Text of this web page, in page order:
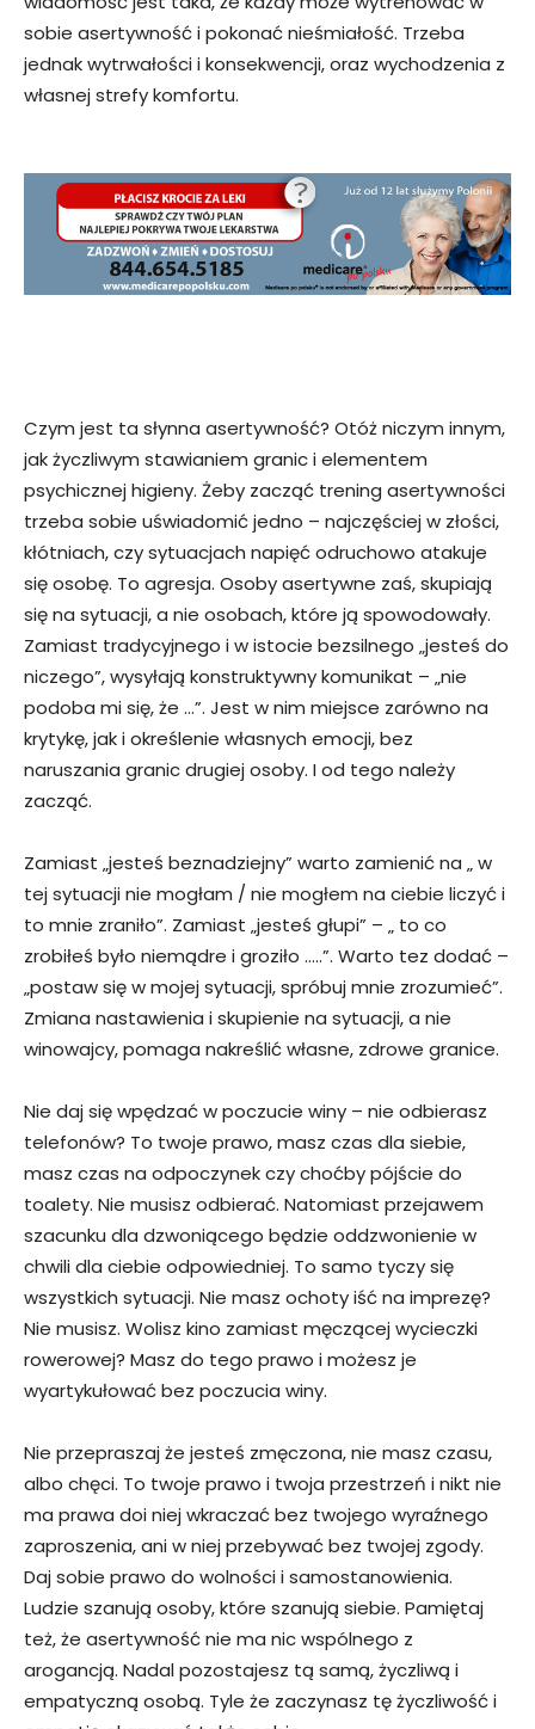
sobie asertywność i pokonać nieśmiałość. Trzeba
jednak wytrwałości i konsekwencji, oraz wychodzenia z
własnej strefy komfortu.
Czym jest ta słynna asertywność? Otóż niczym innym,
jak życzliwym stawianiem granic i elementem
psychicznej higieny. Żeby zacząć trening asertywności
trzeba sobie uświadomić jedno – najczęściej w złości,
kłótniach, czy sytuacjach napięć odruchowo atakuje
się osobę. To agresja. Osoby asertywne zaś, skupiają
się na sytuacji, a nie osobach, które ją spowodowały.
Zamiast tradycyjnego i w istocie bezsilnego „jesteś do
niczego”, wysyłają konstruktywny komunikat – „nie
podoba mi się, że …”. Jest w nim miejsce zarówno na
krytykę, jak i określenie własnych emocji, bez
naruszania granic drugiej osoby. I od tego należy
zacząć.
Zamiast „jesteś beznadziejny” warto zamienić na „ w
tej sytuacji nie mogłam / nie mogłem na ciebie liczyć i
to mnie zraniło”. Zamiast „jesteś głupi” – „ to co
zrobiłeś było niemądre i groziło …..”. Warto tez dodać –
„postaw się w mojej sytuacji, spróbuj mnie zrozumieć”.
Zmiana nastawienia i skupienie na sytuacji, a nie
winowajcy, pomaga nakreślić własne, zdrowe granice.
Nie daj się wpędzać w poczucie winy – nie odbierasz
telefonów? To twoje prawo, masz czas dla siebie,
masz czas na odpoczynek czy choćby pójście do
toalety. Nie musisz odbierać. Natomiast przejawem
szacunku dla dzwoniącego będzie oddzwonienie w
chwili dla ciebie odpowiedniej. To samo tyczy się
wszystkich sytuacji. Nie masz ochoty iść na imprezę?
Nie musisz. Wolisz kino zamiast męczącej wycieczki
rowerowej? Masz do tego prawo i możesz je
wyartykułować bez poczucia winy.
Nie przepraszaj że jesteś zmęczona, nie masz czasu,
albo chęci. To twoje prawo i twoja przestrzeń i nikt nie
ma prawa doi niej wkraczać bez twojego wyraźnego
zaproszenia, ani w niej przebywać bez twojej zgody.
Daj sobie prawo do wolności i samostanowienia.
Ludzie szanują osoby, które szanują siebie. Pamiętaj
też, że asertywność nie ma nic wspólnego z
arogancją. Nadal pozostajesz tą samą, życzliwą i
empatyczną osobą. Tyle że zaczynasz tę życzliwość i